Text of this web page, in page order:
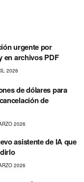
urgente por
en archivos PDF
2026
de dólares para
de
2026
asistente de IA que
2026